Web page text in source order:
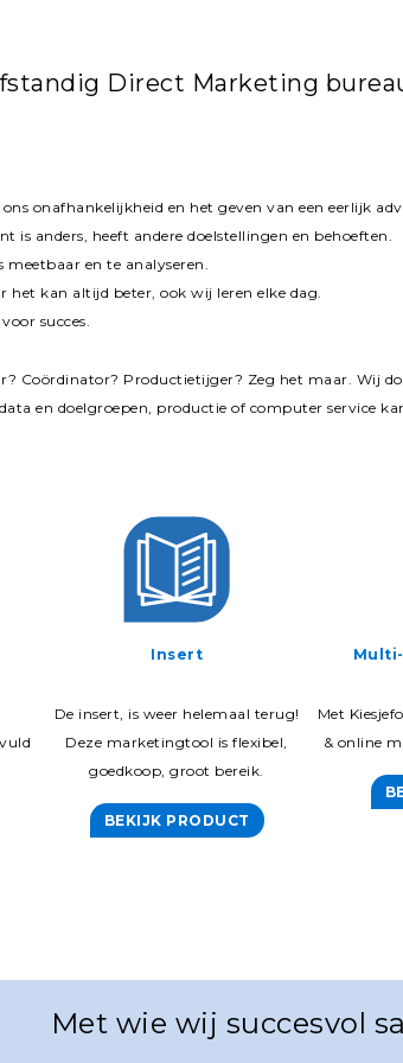
Direct Marketing
onafhankelijkheid en het geven van een eerlijk
is anders, heeft andere doelstellingen en behoeften.
en te analyseren.
het kan altijd beter, ook wij leren elke dag.
succes.
Coördinator? Productietijger? Zeg het maar. Wij
en doelgroepen, productie of computer service
Insert
De insert, is weer helemaal terug!
Deze marketingtool is flexibel,
goedkoop, groot bereik.
BEKIJK PRODUCT
Met
& online
Met wie wij succesvol